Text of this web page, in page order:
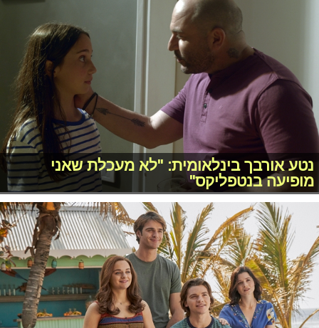
נטע אורבך בינלאומית: "לא מעכלת שאני
מופיעה בנטפליקס"